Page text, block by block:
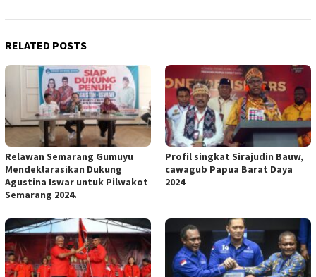
RELATED POSTS
Relawan Semarang Gumuyu
Mendeklarasikan Dukung
Agustina Iswar untuk Pilwakot
Semarang 2024.
Profil singkat Sirajudin Bauw,
cawagub Papua Barat Daya
2024